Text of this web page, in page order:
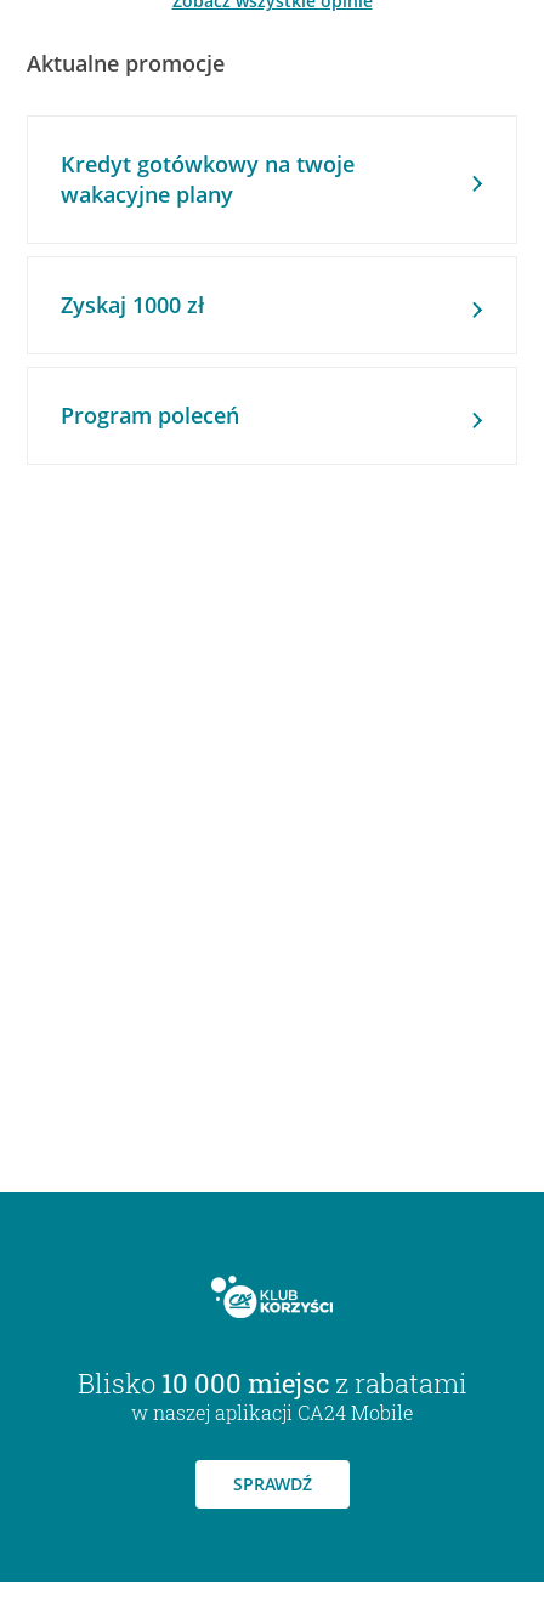
Aktualne promocje
Kredyt gotówkowy na twoje
wakacyjne plany
Zyskaj 1000 zł
Program poleceń
Blisko 10 000 miejsc z rabatami
w naszej aplikacji CA24 Mobile
SPRAWDŹ